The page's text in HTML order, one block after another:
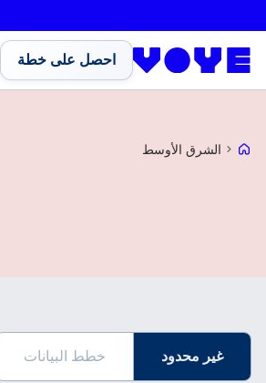
احصل على خطة
Voye Homepage
الشرق الأوسط
غير محدود خطط البيانات